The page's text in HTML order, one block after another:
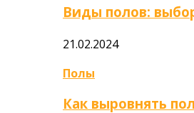
Виды полов:
21.02.2024
Полы
Как выровнять